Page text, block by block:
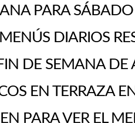
PARA
DIARIOS
DE SEMANA
EN TERRAZA
PARA VER EL